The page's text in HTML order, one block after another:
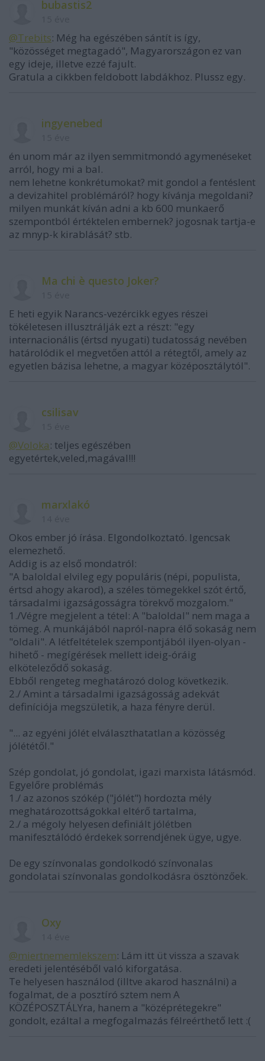
bubastis2
@Trebits: Még ha egészében sántít is így,
"közösséget megtagadó", Magyarországon ez van
egy ideje, illetve ezzé fajult.
Gratula a cikkben feldobott labdákhoz. Plussz egy.
ingyenebed
én unom már az ilyen semmitmondó agymenéseket
arról, hogy mi a bal.
nem lehetne konkrétumokat? mit gondol a fentéslent
a devizahitel problémáról? hogy kívánja megoldani?
milyen munkát kíván adni a kb 600 munkaerő
szempontból értéktelen embernek? jogosnak tartja-e
az mnyp-k kirablását? stb.
Ma chi è questo Joker?
E heti egyik Narancs-vezércikk egyes részei
tökéletesen illusztrálják ezt a részt: "egy
internacionális (értsd nyugati) tudatosság nevében
határolódik el megvetően attól a rétegtől, amely az
egyetlen bázisa lehetne, a magyar középosztálytól".
csilisav
@Voloka: teljes egészében
egyetértek,veled,magával!!!
marxlakó
Okos ember jó írása. Elgondolkoztató. Igencsak
elemezhető.
Addig is az első mondatról:
"A baloldal elvileg egy populáris (népi, populista,
értsd ahogy akarod), a széles tömegekkel szót értő,
társadalmi igazságosságra törekvő mozgalom."
1./Végre megjelent a tétel: A "baloldal" nem maga a
tömeg. A munkájából napról-napra élő sokaság nem
"oldali". A létfeltételek szempontjából ilyen-olyan -
hihető - megígérések mellett ideig-óráig
elköteleződő sokaság.
Ebből rengeteg meghatározó dolog következik.
2./ Amint a társadalmi igazságosság adekvát
definíciója megszületik, a haza fényre derül.
"... az egyéni jólét elválaszthatatlan a közösség
jólététől."
Szép gondolat, jó gondolat, igazi marxista látásmód.
Egyelőre problémás
1./ az azonos szókép ("jólét") hordozta mély
meghatározottságokkal eltérő tartalma,
2./ a mégoly helyesen definiált jólétben
manifesztálódó érdekek sorrendjének ügye, ugye.
De egy színvonalas gondolkodó színvonalas
gondolatai színvonalas gondolkodásra ösztönzőek.
Oxy
@miertnememlekszem: Lám itt üt vissza a szavak
eredeti jelentéséből való kiforgatása.
Te helyesen használod (illtve akarod használni) a
fogalmat, de a posztíró sztem nem A
KÖZÉPOSZTÁLYra, hanem a "középrétegekre"
gondolt, ezáltal a megfogalmazás félreérthető lett :(